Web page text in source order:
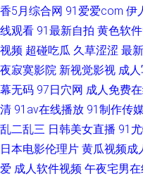
线播
香5月综合网 91爱爱com 伊
线观看 91最新自拍 黄色软件
视频 超碰吃瓜 久草涩涩 最
夜寂寞影院 新视觉影视 成
幕无码 97日穴网 成人免费
清 91av在线播放 91制作传
乱二乱三 日韩美女直播 91
日本电影伦理片 黄瓜视频成
爱 成人软件视频 午夜宅男